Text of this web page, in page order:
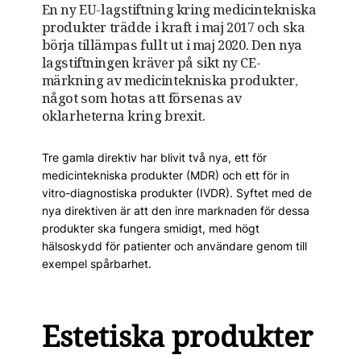
En ny EU-lagstiftning kring medicintekniska
produkter trädde i kraft i maj 2017 och ska
börja tillämpas fullt ut i maj 2020. Den nya
lagstiftningen kräver på sikt ny CE-
märkning av medicintekniska produkter,
något som hotas att försenas av
oklarheterna kring brexit.
Tre gamla direktiv har blivit två nya, ett för
medicintekniska produkter (MDR) och ett för in
vitro-diagnostiska produkter (IVDR). Syftet med de
nya direktiven är att den inre marknaden för dessa
produkter ska fungera smidigt, med högt
hälsoskydd för patienter och användare genom till
exempel spårbarhet.
Estetiska produkter